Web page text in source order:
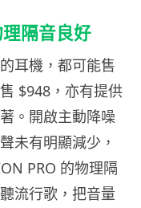
隔音良好
耳機，都可能售
$948，亦有提供
。開啟主動降噪
未有明顯減少，
PRO 的物理隔
流行歌，把音量